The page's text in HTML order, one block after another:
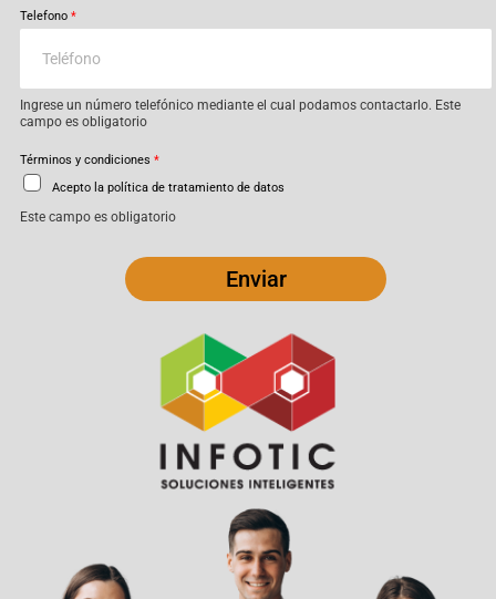
Telefono *
Ingrese un número telefónico mediante el cual podamos contactarlo. Este
campo es obligatorio
Términos y condiciones *
Acepto la política de tratamiento de datos
Este campo es obligatorio
Enviar